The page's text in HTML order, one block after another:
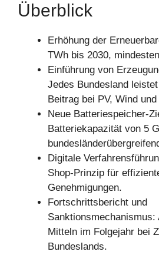
Überblick
Erhöhung der
TWh bis 2030,
Einführung von
Jedes Bundesland
Beitrag bei PV, Wind
Neue Batteriespeicher-
Batteriekapazität von 5
Digitale
Shop-Prinzip für
Genehmigungen.
Fortschrittsbericht und
Sanktionsmechanismus:
Mitteln im Folgejahr bei
Bundeslands.